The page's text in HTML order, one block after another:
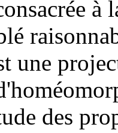
une
des